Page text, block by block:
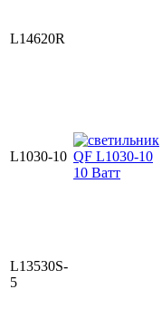
L14620R
L1030-10
L13530S-
5